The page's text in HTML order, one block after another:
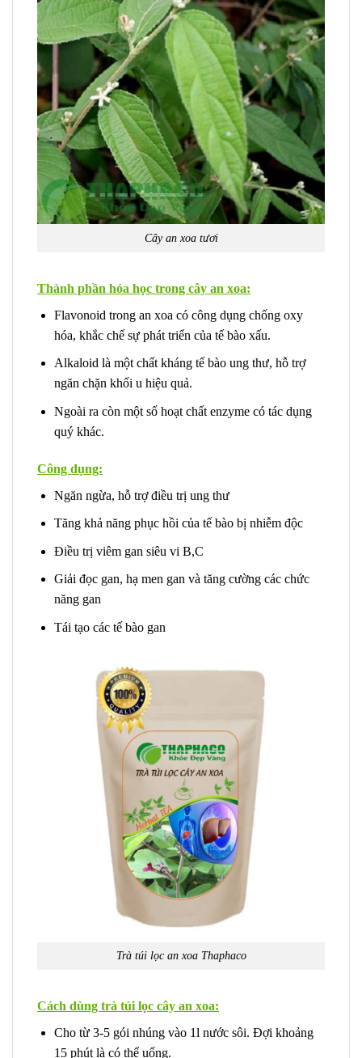
Cây an xoa tươi
Thành phần hóa học trong cây an xoa:
Flavonoid trong an xoa có công dụng chống oxy
hóa, khắc chế sự phát triển của tế bào xấu.
Alkaloid là một chất kháng tế bào ung thư, hỗ trợ
ngăn chặn khối u hiệu quả.
Ngoài ra còn một số hoạt chất enzyme có tác dụng
quý khác.
Công dụng:
Ngăn ngừa, hỗ trợ điều trị ung thư
Tăng khả năng phục hồi của tế bào bị nhiễm độc
Điều trị viêm gan siêu vi B,C
Giải đọc gan, hạ men gan và tăng cường các chức
năng gan
Tái tạo các tế bào gan
Trà túi lọc an xoa Thaphaco
Cách dùng trà túi lọc cây an xoa:
Cho từ 3-5 gói nhúng vào 1l nước sôi. Đợi khoảng
15 phút là có thể uống.